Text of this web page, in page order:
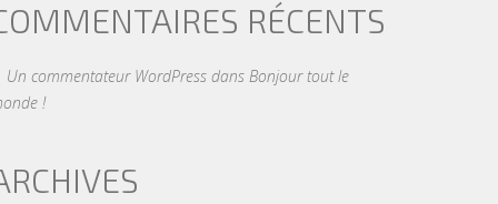
RÉCENTS
Un commentateur WordPress dans Bonjour tout le
!